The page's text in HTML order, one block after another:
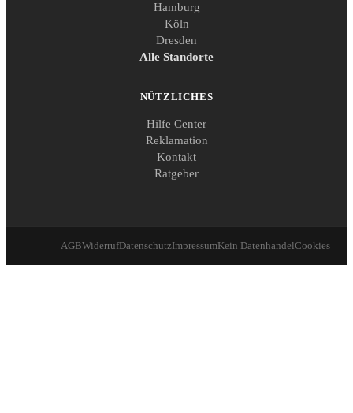
Hamburg
Köln
Dresden
Alle Standorte
NÜTZLICHES
Hilfe Center
Reklamation
Kontakt
Ratgeber
AGBWiderrufDatenschutzImpressumKein DatenhandelCookies